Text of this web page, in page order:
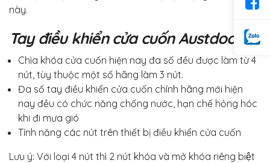
này.
Tay điều khiển cửa cuốn Austdoor:
Chìa khóa cửa cuốn hiện nay đa số đều được làm từ 4
nút, tùy thuộc một số hãng làm 3 nút.
Đa số tay điều khiển cửa cuốn chính hãng mới hiện
nay đều có chức năng chống nước, hạn chế hỏng hóc
khi đi mưa gió
Tính năng các nút trên thiết bị điều khiển cửa cuốn
Lưu ý: Với loại 4 nút thì 2 nút khóa và mở khóa riêng biệt